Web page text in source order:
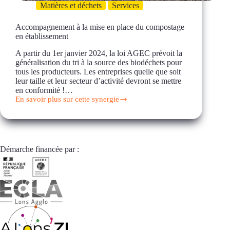
Matières et déchets Services
Accompagnement à la mise en place du compostage
en établissement
A partir du 1er janvier 2024, la loi AGEC prévoit la
généralisation du tri à la source des biodéchets pour
tous les producteurs. Les entreprises quelle que soit
leur taille et leur secteur d’activité devront se mettre
en conformité !…
En savoir plus sur cette synergie
Accompagnement
la
mise
place
du
compostage
en
établissement
Démarche financée par :